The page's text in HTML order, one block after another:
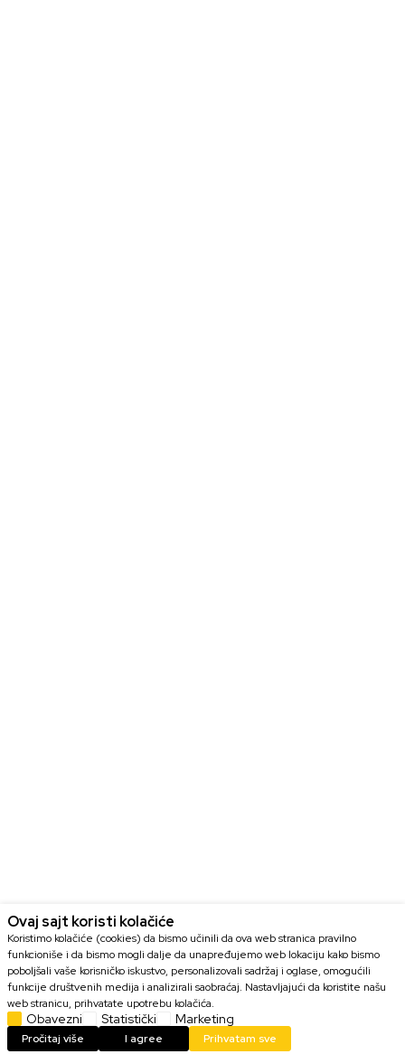
DODAJ U KORPU
Ovaj sajt koristi kolačiće
Koristimo kolačiće (cookies) da bismo učinili da ova web stranica pravilno
funkcioniše i da bismo mogli dalje da unapređujemo web lokaciju kako bismo
poboljšali vaše korisničko iskustvo, personalizovali sadržaj i oglase, omogućili
funkcije društvenih medija i analizirali saobraćaj. Nastavljajući da koristite našu
web stranicu, prihvatate upotrebu kolačića.
Obavezni Statistički Marketing
Pročitaj više I agree Prihvatam sve